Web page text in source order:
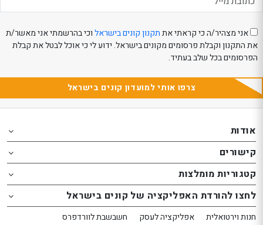
אני מצהיר/ה כי קראתי אתתקנון קונים בישראלוכי בהרשמתי אני מאשר/ת
את התקנון וקבלת פרסומים מקונים בישראל. ידוע לי כי אוכל לבטל את קבלת
הפרסומים בכל שלב בעתיד.
צרפו אותי למועדון קונים בישראל
footer
the
website,
באפשרותך
ללחוץ
אנטר
footer
the
website,
באפשרותך
ללחוץ
אנטר
אודות
קישורים
קטגוריות מומלצות
לחצו להורדת האפליקציה של קונים בישראל
חנות וירטואלית אפליקציה לעסק חשבשבת לוורדפרס